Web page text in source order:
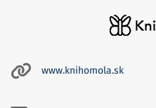
www.knihomola.sk